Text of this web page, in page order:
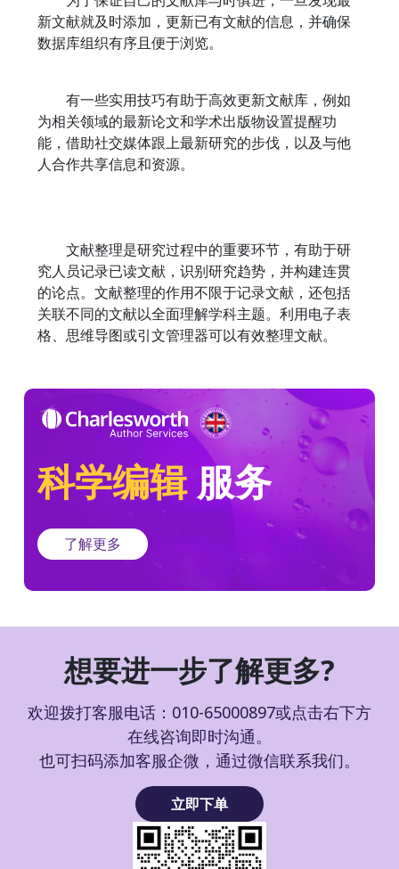
新文献就及时添加，更新已有文献的信息，并确保
数据库组织有序且便于浏览。
有一些实用技巧有助于高效更新文献库，例如
为相关领域的最新论文和学术出版物设置提醒功
能，借助社交媒体跟上最新研究的步伐，以及与他
人合作共享信息和资源。
文献整理是研究过程中的重要环节，有助于研
究人员记录已读文献，识别研究趋势，并构建连贯
的论点。文献整理的作用不限于记录文献，还包括
关联不同的文献以全面理解学科主题。利用电子表
格、思维导图或引文管理器可以有效整理文献。
科学编辑服务
了解更多
想要进一步了解更多?
欢迎拨打客服电话：010-65000897或点击右下方
在线咨询即时沟通。
也可扫码添加客服企微，通过微信联系我们。
立即下单